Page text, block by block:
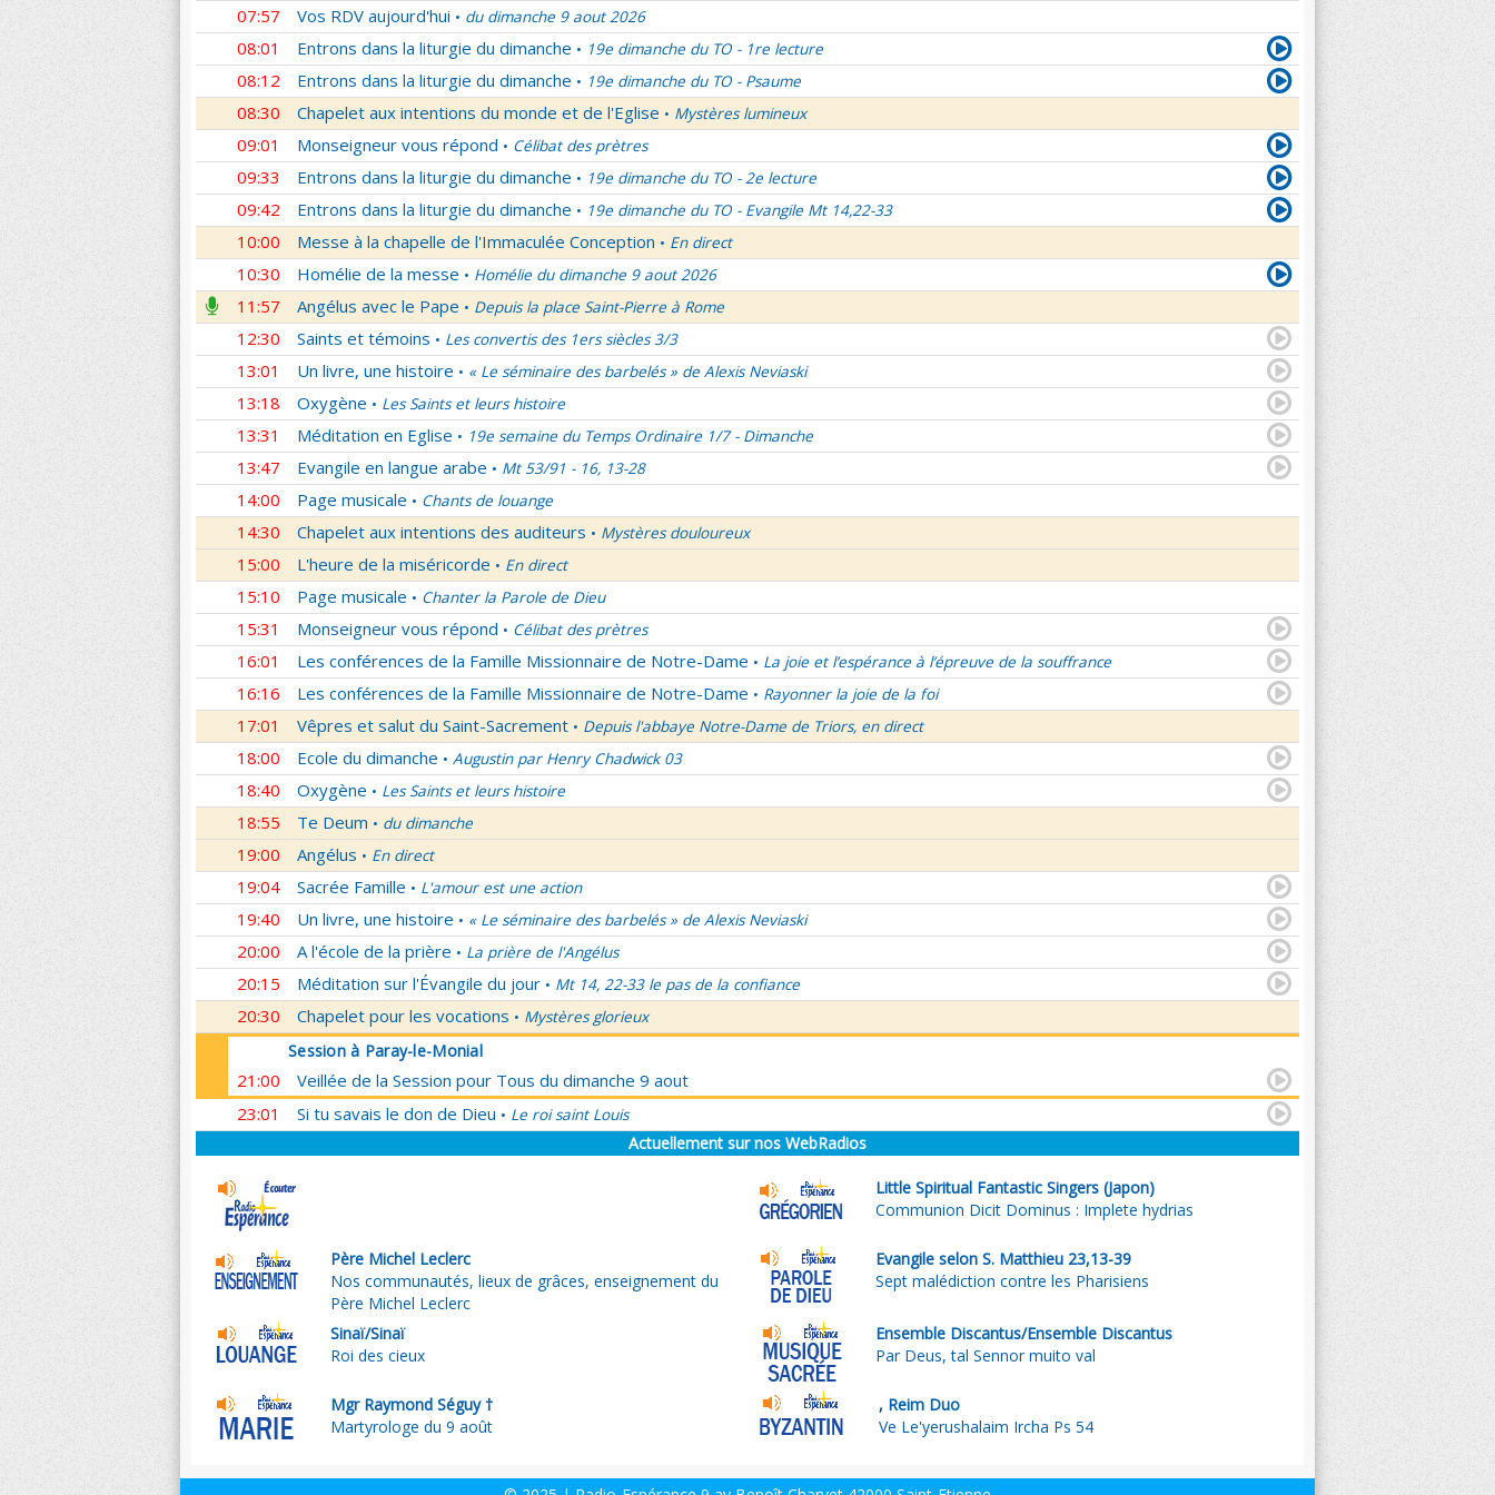
07:57 Vos RDV aujourd'hui • du dimanche 9 aout 2026
08:01 Entrons dans la liturgie du dimanche • 19e dimanche du TO - 1re lecture
08:12 Entrons dans la liturgie du dimanche • 19e dimanche du TO - Psaume
08:30 Chapelet aux intentions du monde et de l'Eglise • Mystères lumineux
09:01 Monseigneur vous répond • Célibat des prètres
09:33 Entrons dans la liturgie du dimanche • 19e dimanche du TO - 2e lecture
09:42 Entrons dans la liturgie du dimanche • 19e dimanche du TO - Evangile Mt 14,22-33
10:00 Messe à la chapelle de l'Immaculée Conception • En direct
10:30 Homélie de la messe • Homélie du dimanche 9 aout 2026
11:57 Angélus avec le Pape • Depuis la place Saint-Pierre à Rome
12:30 Saints et témoins • Les convertis des 1ers siècles 3/3
13:01 Un livre, une histoire • « Le séminaire des barbelés » de Alexis Neviaski
13:18 Oxygène • Les Saints et leurs histoire
13:31 Méditation en Eglise • 19e semaine du Temps Ordinaire 1/7 - Dimanche
13:47 Evangile en langue arabe • Mt 53/91 - 16, 13-28
14:00 Page musicale • Chants de louange
14:30 Chapelet aux intentions des auditeurs • Mystères douloureux
15:00 L'heure de la miséricorde • En direct
15:10 Page musicale • Chanter la Parole de Dieu
15:31 Monseigneur vous répond • Célibat des prètres
16:01 Les conférences de la Famille Missionnaire de Notre-Dame • La joie et l’espérance à l’épreuve de la souffrance
16:16 Les conférences de la Famille Missionnaire de Notre-Dame • Rayonner la joie de la foi
17:01 Vêpres et salut du Saint-Sacrement • Depuis l'abbaye Notre-Dame de Triors, en direct
18:00 Ecole du dimanche • Augustin par Henry Chadwick 03
18:40 Oxygène • Les Saints et leurs histoire
18:55 Te Deum • du dimanche
19:00 Angélus • En direct
19:04 Sacrée Famille • L'amour est une action
19:40 Un livre, une histoire • « Le séminaire des barbelés » de Alexis Neviaski
20:00 A l'école de la prière • La prière de l'Angélus
20:15 Méditation sur l'Évangile du jour • Mt 14, 22-33 le pas de la confiance
20:30 Chapelet pour les vocations • Mystères glorieux
Session à Paray-le-Monial
21:00
Veillée de la Session pour Tous du dimanche 9 aout
23:01
Si tu savais le don de Dieu • Le roi saint Louis
Actuellement sur nos WebRadios
Little Spiritual Fantastic Singers (Japon)
Communion Dicit Dominus : Implete hydrias
Père Michel Leclerc
Nos communautés, lieux de grâces, enseignement du
Père Michel Leclerc
Evangile selon S. Matthieu 23,13-39
Sept malédiction contre les Pharisiens
Sinaï/Sinaï
Roi des cieux
Ensemble Discantus/Ensemble Discantus
Par Deus, tal Sennor muito val
Mgr Raymond Séguy †
Martyrologe du 9 août
, Reim Duo
Ve Le'yerushalaim Ircha Ps 54